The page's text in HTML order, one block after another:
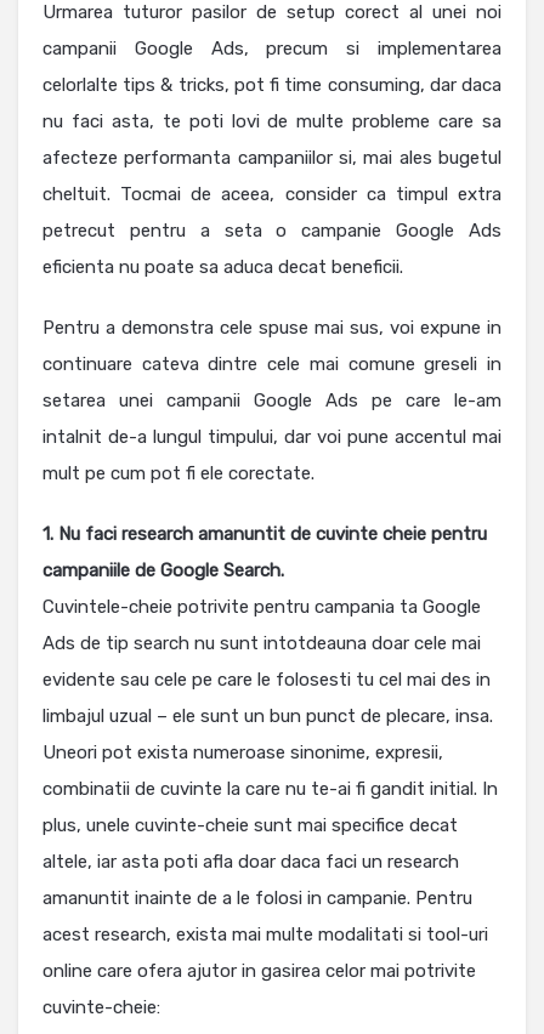
Urmarea tuturor pasilor de setup corect al unei noi
campanii Google Ads, precum si implementarea
celorlalte tips & tricks, pot fi time consuming, dar daca
nu faci asta, te poti lovi de multe probleme care sa
afecteze performanta campaniilor si, mai ales bugetul
cheltuit. Tocmai de aceea, consider ca timpul extra
petrecut pentru a seta o campanie Google Ads
eficienta nu poate sa aduca decat beneficii.
Pentru a demonstra cele spuse mai sus, voi expune in
continuare cateva dintre cele mai comune greseli in
setarea unei campanii Google Ads pe care le-am
intalnit de-a lungul timpului, dar voi pune accentul mai
mult pe cum pot fi ele corectate.
1. Nu faci research amanuntit de cuvinte cheie pentru
campaniile de Google Search.
Cuvintele-cheie potrivite pentru campania ta Google
Ads de tip search nu sunt intotdeauna doar cele mai
evidente sau cele pe care le folosesti tu cel mai des in
limbajul uzual – ele sunt un bun punct de plecare, insa.
Uneori pot exista numeroase sinonime, expresii,
combinatii de cuvinte la care nu te-ai fi gandit initial. In
plus, unele cuvinte-cheie sunt mai specifice decat
altele, iar asta poti afla doar daca faci un research
amanuntit inainte de a le folosi in campanie. Pentru
acest research, exista mai multe modalitati si tool-uri
online care ofera ajutor in gasirea celor mai potrivite
cuvinte-cheie: